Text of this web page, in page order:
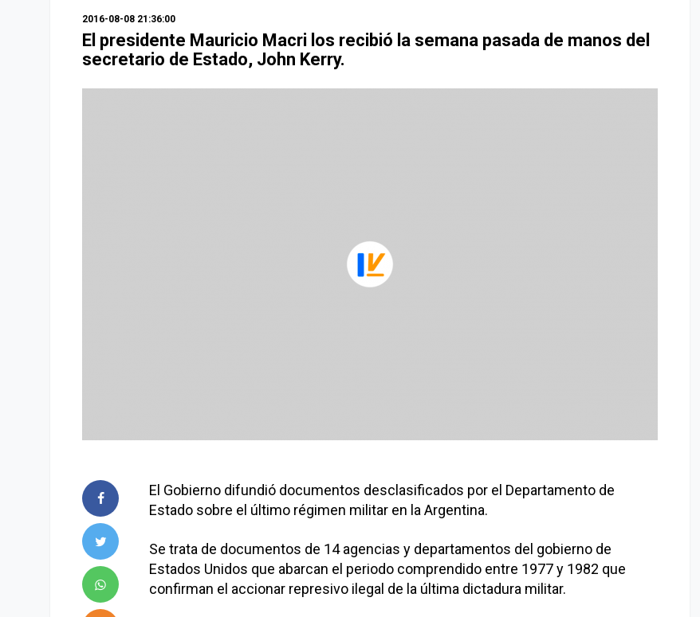
2016-08-08 21:36:00
El presidente Mauricio Macri los recibió la semana pasada de manos del
secretario de Estado, John Kerry.
El Gobierno difundió documentos desclasificados por el Departamento de
Estado sobre el último régimen militar en la Argentina.
Se trata de documentos de 14 agencias y departamentos del gobierno de
Estados Unidos que abarcan el periodo comprendido entre 1977 y 1982 que
confirman el accionar represivo ilegal de la última dictadura militar.